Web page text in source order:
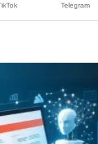
Telegram